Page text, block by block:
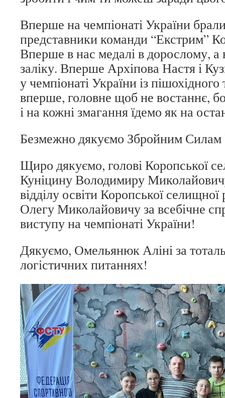
Вперше на чемпіонаті України
представники команди “Екстрим”
Вперше в нас медалі в дорослому, а
заліку. Вперше Архіпова Настя і
у чемпіонаті України із
вперше, головне щоб не востаннє,
і на кожні змагання їдемо як на
Безмежно дякуємо Збройним Силам
Щиро дякуємо, голові Коропської
Куніцину Володимиру
відділу освіти Коропської
Олегу Миколайовичу за всебічне
виступу на чемпіонаті України!
Дякуємо, Омельянюк Аліні за
логістичних питаннях!